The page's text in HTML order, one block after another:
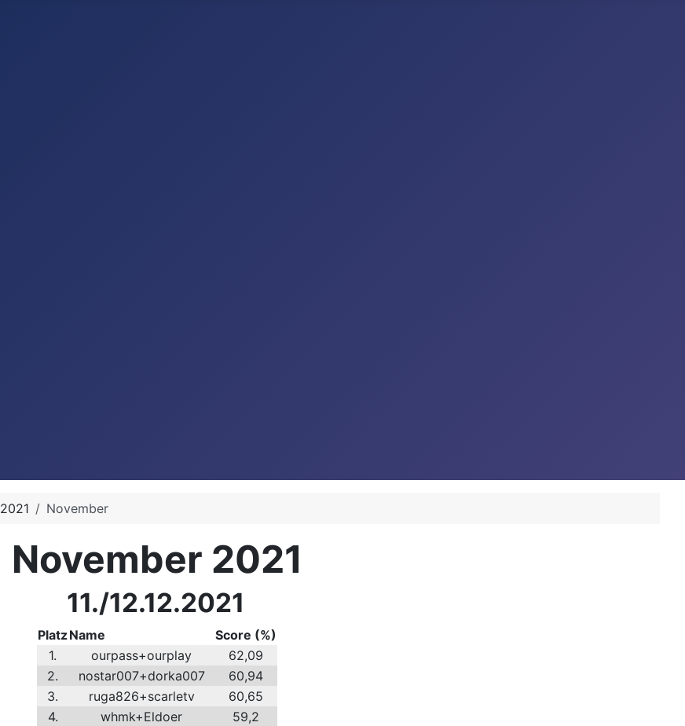
2021 November
November 2021
11./12.12.2021
PlatzName
Score (%)
1.
ourpass+ourplay
62,09
2.
nostar007+dorka007
60,94
3.
ruga826+scarletv
60,65
4.
whmk+Eldoer
59,2